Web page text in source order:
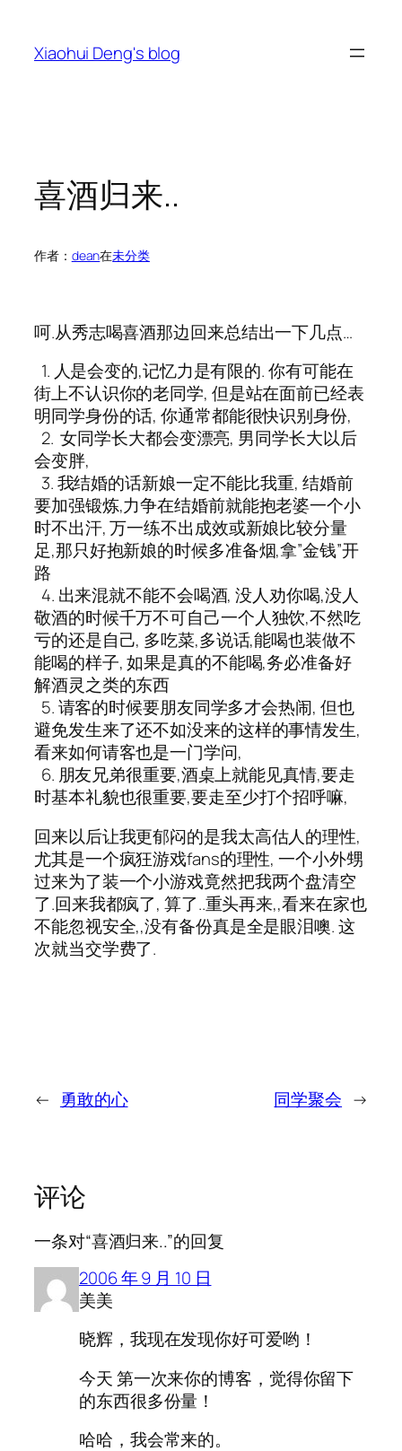
Xiaohui Deng's blog
喜酒归来..
作者： dean在未分类
呵.从秀志喝喜酒那边回来总结出一下几点…
1. 人是会变的,记忆力是有限的. 你有可能在
街上不认识你的老同学, 但是站在面前已经表
明同学身份的话, 你通常都能很快识别身份,
2. 女同学长大都会变漂亮, 男同学长大以后
会变胖,
3. 我结婚的话新娘一定不能比我重, 结婚前
要加强锻炼,力争在结婚前就能抱老婆一个小
时不出汗, 万一练不出成效或新娘比较分量
足,那只好抱新娘的时候多准备烟,拿”金钱”开
路
4. 出来混就不能不会喝酒, 没人劝你喝,没人
敬酒的时候千万不可自己一个人独饮,不然吃
亏的还是自己, 多吃菜,多说话,能喝也装做不
能喝的样子, 如果是真的不能喝,务必准备好
解酒灵之类的东西
5. 请客的时候要朋友同学多才会热闹, 但也
避免发生来了还不如没来的这样的事情发生,
看来如何请客也是一门学问,
6. 朋友兄弟很重要,酒桌上就能见真情,要走
时基本礼貌也很重要,要走至少打个招呼嘛,
回来以后让我更郁闷的是我太高估人的理性,
尤其是一个疯狂游戏fans的理性, 一个小外甥
过来为了装一个小游戏竟然把我两个盘清空
了.回来我都疯了, 算了..重头再来,,看来在家也
不能忽视安全,,没有备份真是全是眼泪噢. 这
次就当交学费了.
← 勇敢的心 同学聚会 →
评论
一条对“喜酒归来..”的回复
2006 年 9 月 10 日
美美
晓辉，我现在发现你好可爱哟！
今天 第一次来你的博客，觉得你留下
的东西很多份量！
哈哈，我会常来的。